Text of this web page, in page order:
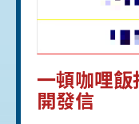
一頓咖哩
開發信